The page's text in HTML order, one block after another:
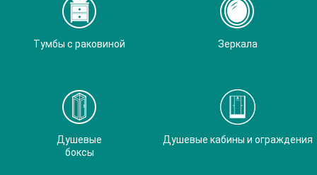
Тумбы с раковиной Зеркала
Душевые
боксы
Душевые кабины и ограждения